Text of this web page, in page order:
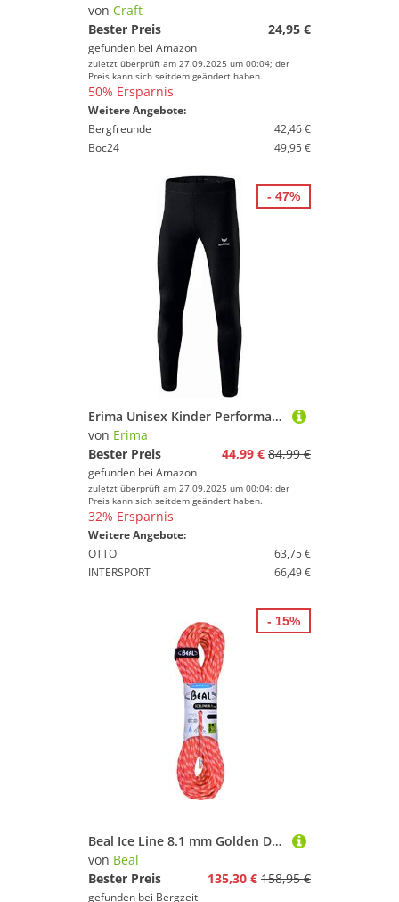
Sicherheitsausrüstung
Stabilitätsschuhe
Trailschuhe
Trinkgürtel
Trinkrucksäcke
Walking-Stöcke
von Craft
Bester Preis
24,95 €
gefunden bei Amazon
zuletzt überprüft am 27.09.2025 um 00:04; der
Preis kann sich seitdem geändert haben.
50% Ersparnis
Weitere Angebote:
Bergfreunde
42,46 €
Boc24
49,95 €
Erima Unisex Kinder Performance Winter Laufhose (8290704), schwarz, 128
von Erima
Bester Preis
44,99 € 84,99 €
gefunden bei Amazon
zuletzt überprüft am 27.09.2025 um 00:04; der
Preis kann sich seitdem geändert haben.
32% Ersparnis
Weitere Angebote:
OTTO
63,75 €
INTERSPORT
66,49 €
- 47%
Beal Ice Line 8.1 mm Golden Dry Halbseil
von Beal
Bester Preis
135,30 € 158,95 €
gefunden bei Bergzeit
- 15%